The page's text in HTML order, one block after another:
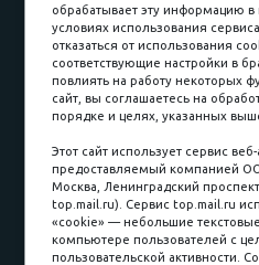
пл.
8 (3822)
8 (3822)
8 (3822)
обрабатывает эту информацию
условиях использования
отказаться от использования
соответствующие настройки в
повлиять на работу некоторых
сайт, вы соглашаетесь на
порядке и целях, указанных
Этот сайт использует сервис
предоставляемый компанией
Москва, Ленинградский
top.mail.ru). Сервис top.mail.ru
«cookie» — небольшие
компьютере пользователей с
пользовательской активности.